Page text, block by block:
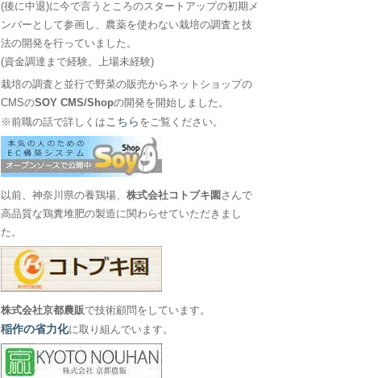
(後に中退)に今で言うところのスタートアップの初期メ
ンバーとして参画し、農薬を使わない栽培の調査と技
法の開発を行っていました。
(資金調達まで経験。上場未経験)
栽培の調査と並行で野菜の販売からネットショップの
CMSのSOY CMS/Shopの開発を開始しました。
※前職の話で詳しくは こちら をご覧ください。
以前、神奈川県の養鶏場、株式会社コトブキ園 さんで
高品質な鶏糞堆肥の製造に関わらせていただきまし
た。
株式会社京都農販で技術顧問をしています。
稲作の省力化に取り組んでいます。